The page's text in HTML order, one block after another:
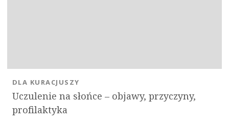
Uczulenie na słońce – objawy, przyczyny,
profilaktyka
DLA KURACJUSZY